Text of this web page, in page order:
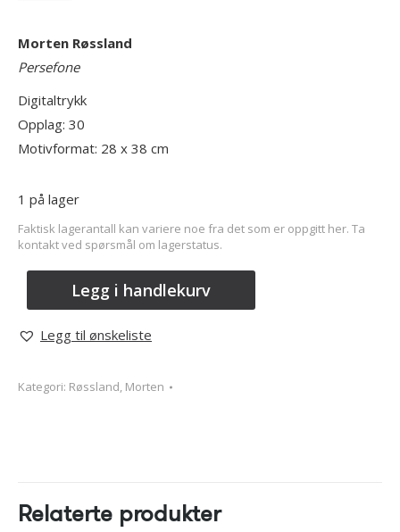
Morten Røssland
Persefone
Digitaltrykk
Opplag: 30
Motivformat: 28 x 38 cm
1 på lager
Faktisk lagerantall kan variere noe fra det som er oppgitt her. Ta
kontakt ved spørsmål om lagerstatus.
Legg i handlekurv
Legg til ønskeliste
Kategori: Røssland, Morten
Relaterte produkter